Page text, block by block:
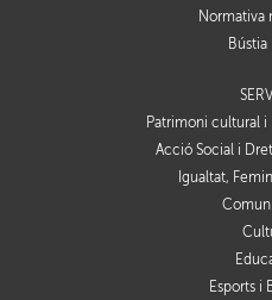
Normativa
Bústia
Patrimoni cultural
Acció Social i
Igualtat,
Esports i